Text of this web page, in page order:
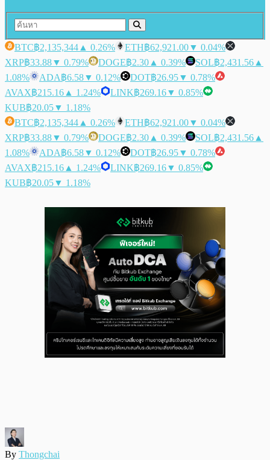
BTC฿2,135,344 ▲ 0.26% ETH฿62,921.00▼ 0.04%
XRP฿33.88▼ 0.79% DOGE฿2.30 ▲ 0.39% SOL฿2,431.56 ▲
1.08%
ADA฿6.58▼ 0.12% DOT฿26.95▼ 0.78%
AVAX฿215.16 ▲ 1.24% LINK฿269.16▼ 0.85%
KUB฿20.05▼ 1.18%
BTC฿2,135,344 ▲ 0.26% ETH฿62,921.00▼ 0.04%
XRP฿33.88▼ 0.79% DOGE฿2.30 ▲ 0.39% SOL฿2,431.56 ▲
1.08%
ADA฿6.58▼ 0.12% DOT฿26.95▼ 0.78%
AVAX฿215.16 ▲ 1.24% LINK฿269.16▼ 0.85%
KUB฿20.05▼ 1.18%
By Thongchai